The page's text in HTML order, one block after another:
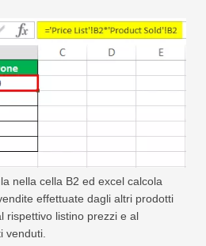
nella cella B2 ed excel calcola
effettuate dagli altri prodotti
rispettivo listino prezzi e al
venduti.